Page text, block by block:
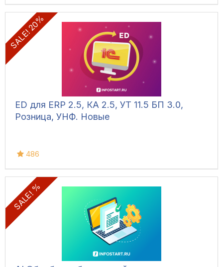
SALE! 20%
ED для ERP 2.5, КА 2.5, УТ 11.5 БП 3.0,
Розница, УНФ. Новые
486
SALE! %